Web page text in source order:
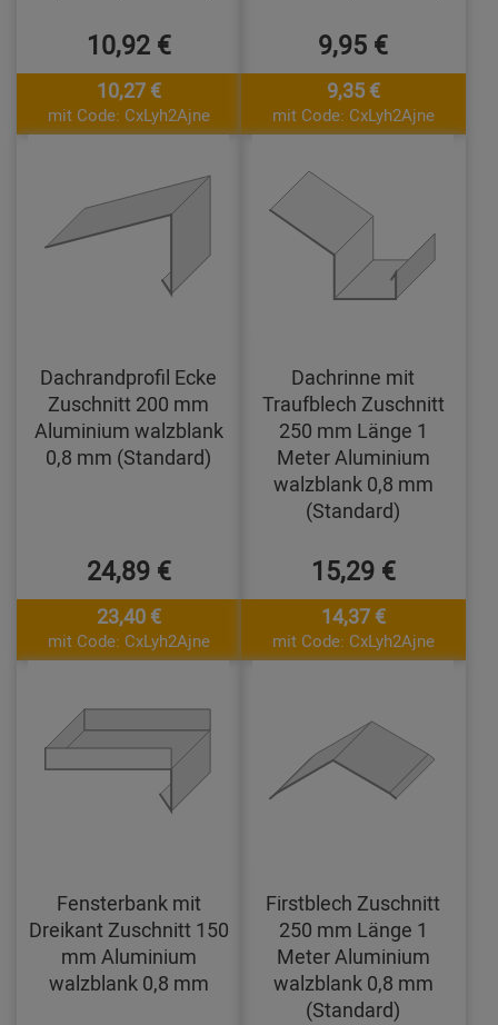
10,92 €
10,27 €
mit Code: CxLyh2Ajne
9,95 €
9,35 €
mit Code: CxLyh2Ajne
Dachrandprofil Ecke
Zuschnitt 200 mm
Aluminium walzblank
0,8 mm (Standard)
24,89 €
23,40 €
mit Code: CxLyh2Ajne
Dachrinne mit
Traufblech Zuschnitt
250 mm Länge 1
Meter Aluminium
walzblank 0,8 mm
(Standard)
15,29 €
14,37 €
mit Code: CxLyh2Ajne
Fensterbank mit
Dreikant Zuschnitt 150
mm Aluminium
walzblank 0,8 mm
Firstblech Zuschnitt
250 mm Länge 1
Meter Aluminium
walzblank 0,8 mm
(Standard)